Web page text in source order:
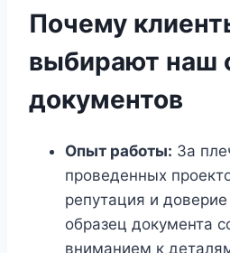
Почему
выбирают наш
документов
Опыт работы: За
проведенных
репутация и
образец документа
вниманием к